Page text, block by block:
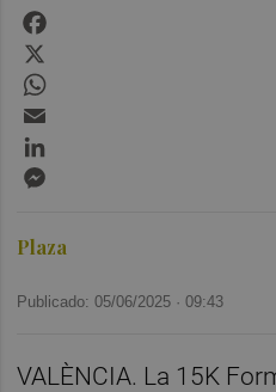
Plaza
Publicado: 05/06/2025 ·09:43
VALÈNCIA. La 15K